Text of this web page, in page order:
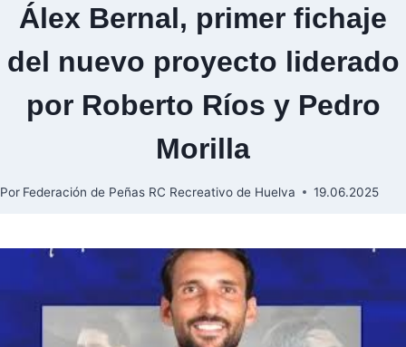
Álex Bernal, primer fichaje
del nuevo proyecto liderado
por Roberto Ríos y Pedro
Morilla
Por Federación de Peñas RC Recreativo de Huelva 19.06.2025